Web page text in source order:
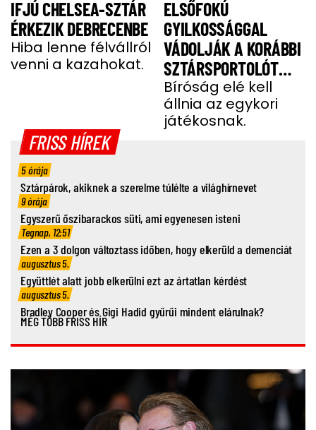
IFJÚ CHELSEA-SZTÁR
ÉRKEZIK DEBRECENBE
Hiba lenne félvállról
venni a kazahokat.
ELSŐFOKÚ
GYILKOSSÁGGAL
VÁDOLJÁK A KORÁBBI
SZTÁRSPORTOLÓT
BARÁTNŐJE TRAGIKUS
HALÁLA MIATT
Bíróság elé kell
állnia az egykori
játékosnak.
FRISS HÍREK
5 órája
Sztárpárok, akiknek a szerelme túlélte a világhírnevet
9 órája
Egyszerű őszibarackos süti, ami egyenesen isteni
Tegnap, 12:51
Ezen a 3 dolgon változtass időben, hogy elkerüld a demenciát
augusztus 5.
Együttlét alatt jobb elkerülni ezt az ártatlan kérdést
augusztus 5.
Bradley Cooper és Gigi Hadid gyűrűi mindent elárulnak?
MÉG TÖBB FRISS HÍR